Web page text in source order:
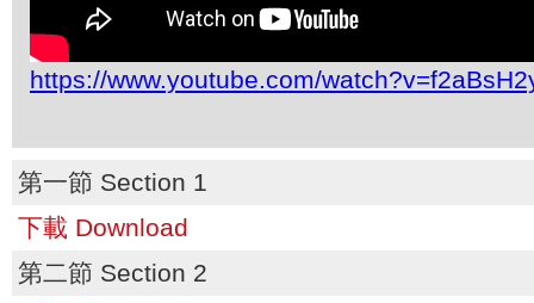
https://www.youtube.com/
第一節 Section 1
下載 Download
第二節 Section 2